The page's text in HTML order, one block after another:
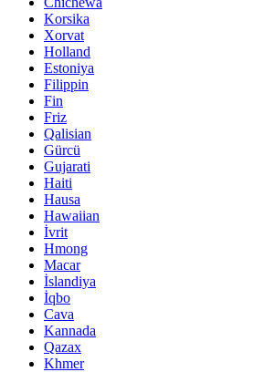
Korsika
Xorvat
Holland
Estoniya
Filippin
Fin
Friz
Qalisian
Gürcü
Gujarati
Haiti
Hausa
Hawaiian
İvrit
Hmong
Macar
İslandiya
İqbo
Cava
Kannada
Qazax
Khmer